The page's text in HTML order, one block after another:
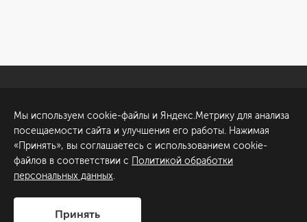
Обсудить проект
ул. Академика Павлова, 6
к1
+7 (812) 200-95-55
Сделано в
Мы используем cookie-файлы и Яндекс.Метрику для анализа
посещаемости сайта и улучшения его работы. Нажимая
«Принять», вы соглашаетесь с использованием cookie-
файлов в соответствии с Политикой обработки
персональных данных.
Принять